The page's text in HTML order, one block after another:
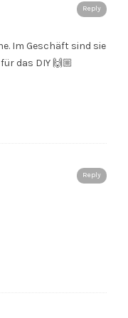
Reply
Im Geschäft sind sie
das DIY 🙌🏼
Reply